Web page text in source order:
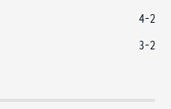
4-2
3-2